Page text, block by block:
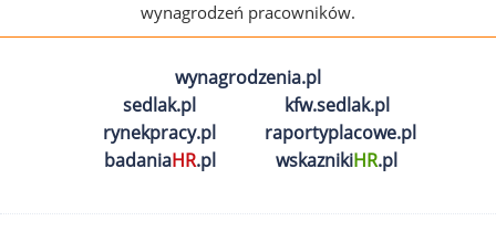
wynagrodzeń pracowników.
wynagrodzenia.pl
sedlak.pl
kfw.sedlak.pl
rynekpracy.pl
raportyplacowe.pl
badaniaHR.pl wskaznikiHR.pl